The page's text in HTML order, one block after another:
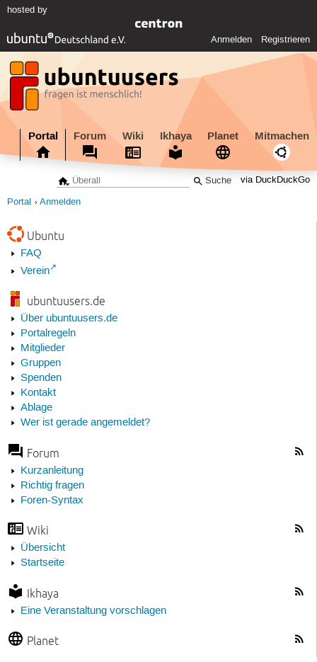
hosted by
Anmelden Registrieren
Portal Forum Wiki Ikhaya Planet Mitmachen
via DuckDuckGo
Portal Anmelden
Ubuntu
FAQ
Verein
ubuntuusers.de
Über ubuntuusers.de
Portalregeln
Mitglieder
Gruppen
Spenden
Kontakt
Ablage
Wer ist gerade angemeldet?
Forum
Kurzanleitung
Richtig fragen
Foren-Syntax
Wiki
Übersicht
Startseite
Ikhaya
Eine Veranstaltung vorschlagen
Planet